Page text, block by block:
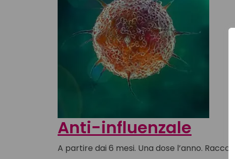
Anti-influenzale
A partire dai 6 mesi. Una dose l’anno.